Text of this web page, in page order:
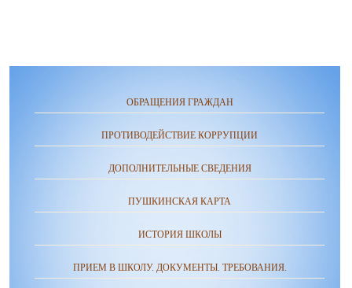
ОБРАЩЕНИЯ ГРАЖДАН
ПРОТИВОДЕЙСТВИЕ КОРРУПЦИИ
ДОПОЛНИТЕЛЬНЫЕ СВЕДЕНИЯ
ПУШКИНСКАЯ КАРТА
ИСТОРИЯ ШКОЛЫ
ПРИЕМ В ШКОЛУ. ДОКУМЕНТЫ. ТРЕБОВАНИЯ.